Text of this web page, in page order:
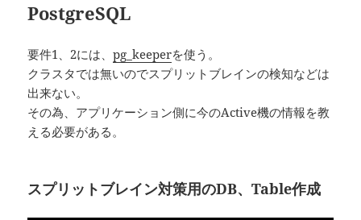
PostgreSQL
要件1、2には、pg_keeperを使う。
クラスタでは無いのでスプリットブレインの検知などは
出来ない。
その為、アプリケーション側に今のActive機の情報を教
える必要がある。
スプリットブレイン対策用のDB、Table作成